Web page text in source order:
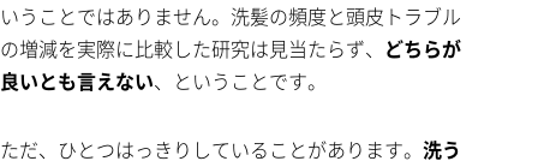
いうことではありません。洗髪の頻度と頭皮トラブル
の増減を実際に比較した研究は見当たらず、 どちらが
良いとも言えない、ということです。
ただ、ひとつはっきりしていることがあります。 洗う